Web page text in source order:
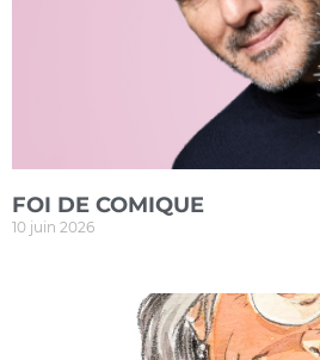
FOI DE COMIQUE
10 juin 2026